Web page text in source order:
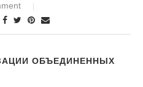
ОБЪЕДИНЕННЫХ